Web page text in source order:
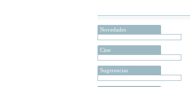
Novedades
Cine
Sugerencias